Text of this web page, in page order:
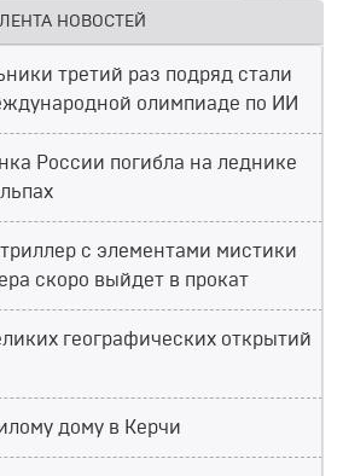
ЛЕНТА НОВОСТЕЙ
третий раз подряд стали
олимпиаде по ИИ
России погибла на леднике
триллер с элементами мистики
скоро выйдет в прокат
географических открытий
дому в Керчи